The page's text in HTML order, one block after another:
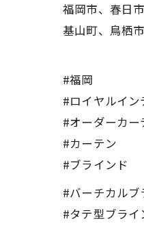
福岡市、春日
基山町、鳥栖
#福岡
#ロイヤルイン
#オーダーカー
#カーテン
#ブラインド
#バーチカルブ
#タテ型ブライ